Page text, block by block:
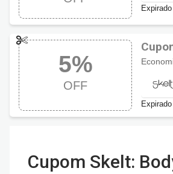
5%
OFF
5%
Cupom Skelt: